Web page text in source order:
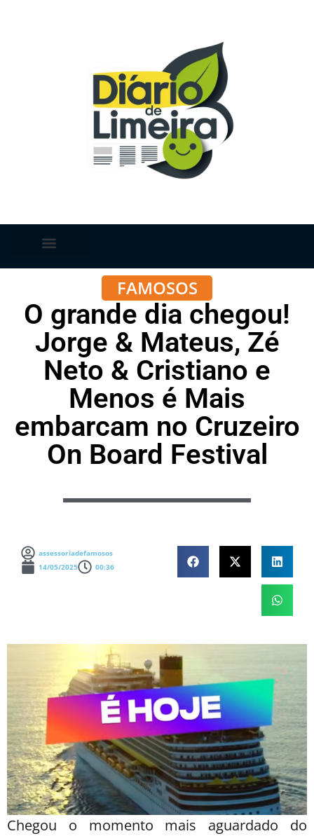
FAMOSOS
O grande dia chegou!
Jorge & Mateus, Zé
Neto & Cristiano e
Menos é Mais
embarcam no Cruzeiro
On Board Festival
assessoriadefamosos
14/05/2025
00:36
Chegou o momento mais aguardado do